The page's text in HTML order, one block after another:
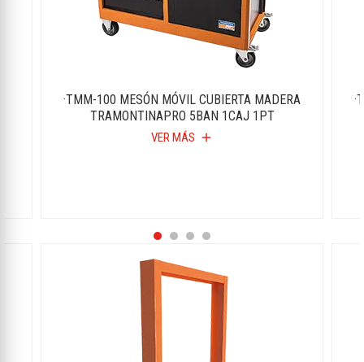
·TMM-100 MESÓN MÓVIL CUBIERTA MADERA
TRAMONTINAPRO 5BAN 1CAJ 1PT
VER MÁS add